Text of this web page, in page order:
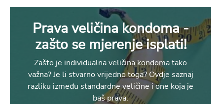
Prava veličina kondoma -
zašto se mjerenje isplati!
Zašto je individualna veličina kondoma tako
važna? Je li stvarno vrijedno toga? Ovdje saznaj
razliku između standardne veličine i one koja je
baš prava.